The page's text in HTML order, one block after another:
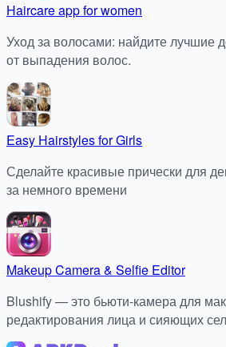
Haircare app for women
Уход за волосами: найдите лучшие
от выпадения волос.
Easy Hairstyles for Girls
Сделайте красивые прически для
за немного времени
Makeup Camera & Selfie Editor
Blushify — это бьюти-камера для
редактирования лица и сияющих